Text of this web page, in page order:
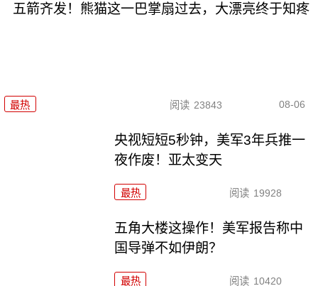
五箭齐发！熊猫这一巴掌扇过去，大漂亮终于知疼
最热 阅读 23843 08-06
央视短短5秒钟，美军3年兵推一
夜作废！亚太变天
最热 阅读 19928
五角大楼这操作！美军报告称中
国导弹不如伊朗？
最热 阅读 10420